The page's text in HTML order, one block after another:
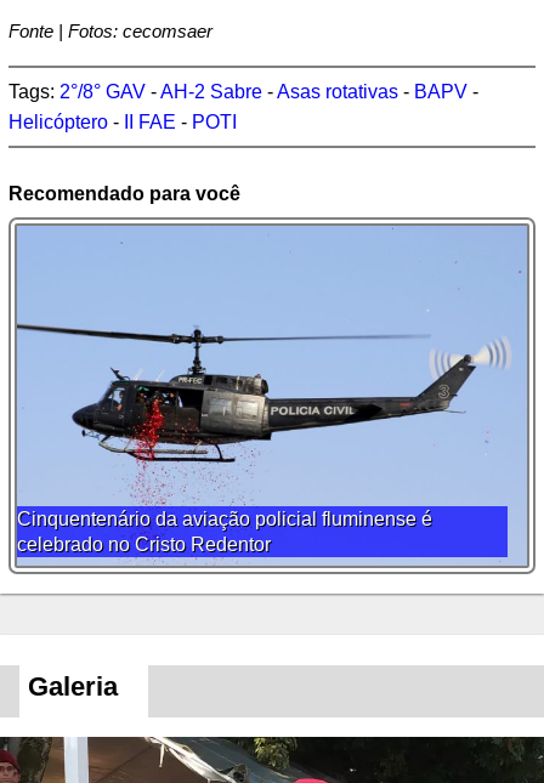
Fonte | Fotos: cecomsaer
Tags: 2°/8° GAV -AH-2 Sabre -Asas rotativas - BAPV -
Helicóptero - II FAE - POTI
Recomendado para você
Cinquentenário da aviação policial fluminense é
celebrado no Cristo Redentor
Galeria